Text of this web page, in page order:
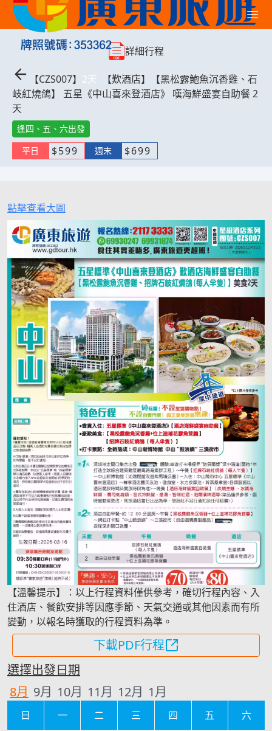
【CZS007】 2天
【歎酒店】【黑松露鮑魚沉香雞、石
岐紅燒鴿】 五星《中山喜來登酒店》 嘆海鮮盛宴自助餐 2
天
逢四、五、六出發
平日
$599 週末 $699
詳細行程
點擊查看大圖
【溫馨提示】：以上行程資料僅供參考，確切行程內容、入
住酒店、餐飲安排等因應季節、天氣交通或其他因素而有所
變動，以報名時獲取的行程資料為準。
下載PDF行程
選擇出發日期
8月 9月 10月 11月 12月 1月
日 一 二 三 四 五
六